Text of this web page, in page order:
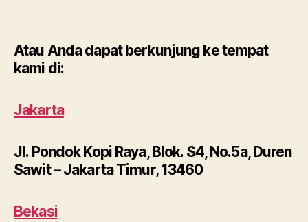
Atau Anda dapat berkunjung ke tempat
kami di:
Jakarta
Jl. Pondok Kopi Raya, Blok. S4, No.5a, Duren
Sawit – Jakarta Timur, 13460
Bekasi